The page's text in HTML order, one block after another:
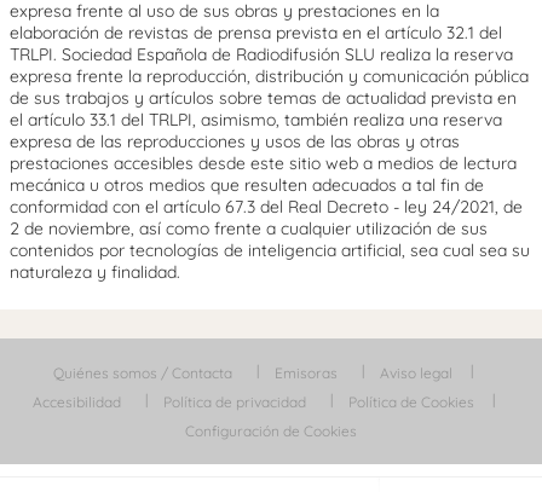
expresa frente al uso de sus obras y prestaciones en la
elaboración de revistas de prensa prevista en el artículo 32.1 del
TRLPI. Sociedad Española de Radiodifusión SLU realiza la reserva
expresa frente la reproducción, distribución y comunicación pública
de sus trabajos y artículos sobre temas de actualidad prevista en
el artículo 33.1 del TRLPI, asimismo, también realiza una reserva
expresa de las reproducciones y usos de las obras y otras
prestaciones accesibles desde este sitio web a medios de lectura
mecánica u otros medios que resulten adecuados a tal fin de
conformidad con el artículo 67.3 del Real Decreto - ley 24/2021, de
2 de noviembre, así como frente a cualquier utilización de sus
contenidos por tecnologías de inteligencia artificial, sea cual sea su
naturaleza y finalidad.
Quiénes somos / Contacta Emisoras
Aviso legal
Accesibilidad
Política de privacidad
Política de Cookies
Configuración de Cookies